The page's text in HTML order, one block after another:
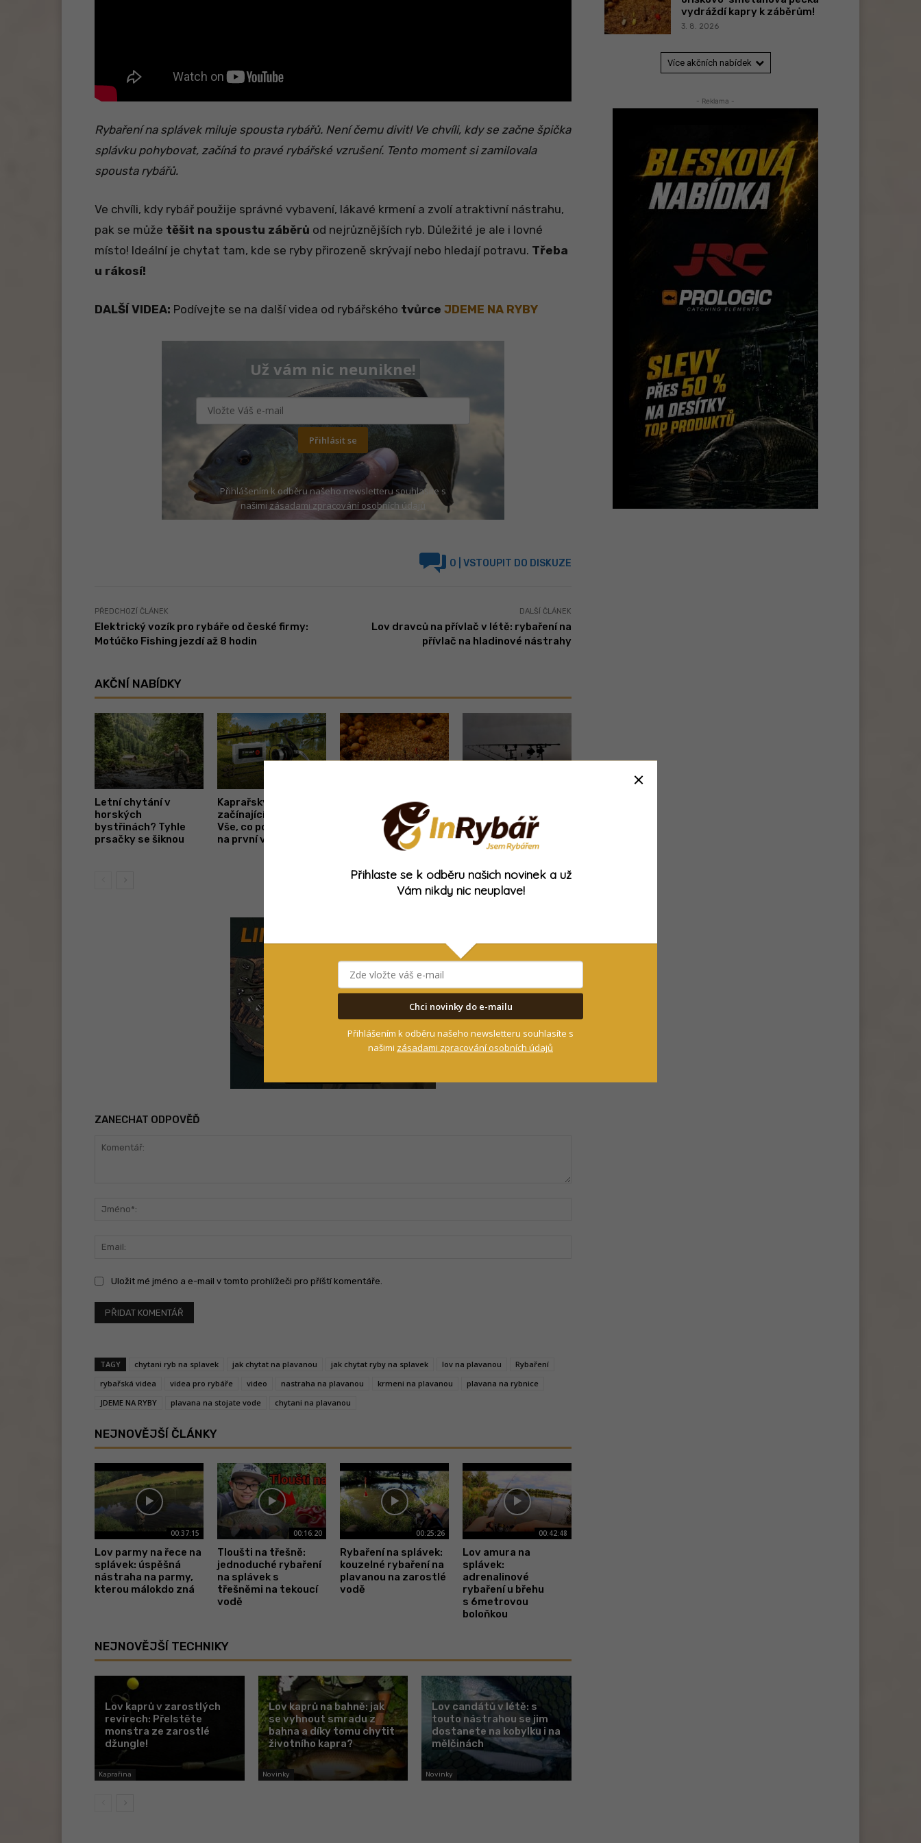
Rybaření na splávek miluje spousta rybářů. Není čemu divit! Ve chvíli, kdy se začne špička
splávku pohybovat, začíná to pravé rybářské vzrušení. Tento moment si zamilovala
spousta rybářů.
Ve chvíli, kdy rybář použije správné vybavení, lákavé krmení a zvolí atraktivní nástrahu,
pak se může těšit na spoustu záběrů od nejrůznějších ryb. Důležité je ale i lovné
místo! Ideální je chytat tam, kde se ryby přirozeně skrývají nebo hledají potravu. Třeba
u rákosí!
DALŠÍ VIDEA: Podívejte se na další videa od rybářského tvůrce JDEME NA RYBY
Už vám nic neunikne!
Přihlásit se
Přihlášením k odběru našeho newsletteru souhlasíte s
našimizásadami zpracování osobních údajů
0 | VSTOUPIT DO DISKUZE
PŘEDCHOZÍ ČLÁNEK
Elektrický vozík pro rybáře od české firmy:
Motúčko Fishing jezdí až 8 hodin
DALŠÍ ČLÁNEK
Lov dravců na přívlač v létě: rybaření na
přívlač na hladinové nástrahy
AKČNÍ NABÍDKY
Letní chytání v
horských
bystřinách? Tyhle
prsačky se šiknou
Kaprařský set pro
začínající rybáře.
Vše, co potřebujete
na první vycházku
Novinka z Anglie:
tahle oříškovo-
smetanová pecka
vydráždí kapry k
velký naviják určený
pro daleké
nahazování teď
koupíte za polovinu!
ZANECHAT ODPOVĚĎ
Uložit mé jméno a e-mail v tomto prohlížeči pro příští komentáře.
TAGY chytani ryb na splavek jak chytat na plavanou jak chytat ryby na splavek lov na plavanou
Rybaření
rybařská videa
videa pro rybáře video nastraha na plavanou krmeni na plavanou
plavana na rybnice
JDEME NA RYBY
plavana na stojate vode chytani na plavanou
NEJNOVĚJŠÍ ČLÁNKY
00:37:15
Lov parmy na řece na
splávek: úspěšná
nástraha na parmy,
kterou málokdo zná
00:16:20
Tloušti na třešně:
jednoduché rybaření
na splávek s
třešněmi na tekoucí
vodě
00:25:26
Rybaření na splávek:
kouzelné rybaření na
plavanou na zarostlé
vodě
00:42:48
Lov amura na
splávek:
adrenalinové
rybaření u břehu
s 6metrovou
boloňkou
NEJNOVĚJŠÍ TECHNIKY
Kaprařina
Lov kaprů v zarostlých
revírech: Přelstěte
monstra ze zarostlé
džungle!
Novinky
Lov kaprů na bahně: jak
se vyhnout smradu z
bahna a díky tomu chytit
životního kapra?
Novinky
Lov candátů v létě: s
touto nástrahou se jim
dostanete na kobylku i na
mělčinách
vydráždí kapry k záběrům!
3. 8. 2026
Více akčních nabídek
- Reklama -
Přihlaste se k odběru našich novinek a už
Vám nikdy nic neuplave!
Chci novinky do e-mailu
Přihlášením k odběru našeho newsletteru souhlasíte s
našimi zásadami zpracování osobních údajů